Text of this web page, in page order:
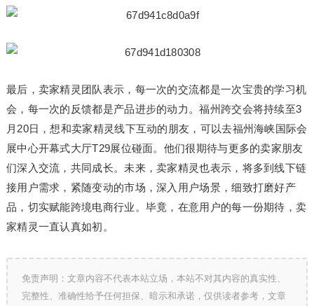
最后，卖家精灵团队表示，每一次的交流都是一次宝贵的学习机
会，每一次的反馈都是产品进步的动力。福州跨交会将持续至3
月20日，想和卖家精灵线下互动的朋友，可以去福州海峡国际会
展中心开幕式大厅T29展位碰面。他们很期待与更多的卖家朋友
们深入交流，共同成长。未来，卖家精灵也表示，将多到线下链
接用户需求，紧随变动的市场，深入用户场景，细致打磨好产
品，切实赋能跨境电商行业。毕竟，在意用户的每一份期待，卖
家精灵一直认真如初。
免责声明：文章内容不代表本站立场，本站不对其内容的真实性、
完整性、准确性给予任何担保、暗示和承诺，仅供读者参考，文章